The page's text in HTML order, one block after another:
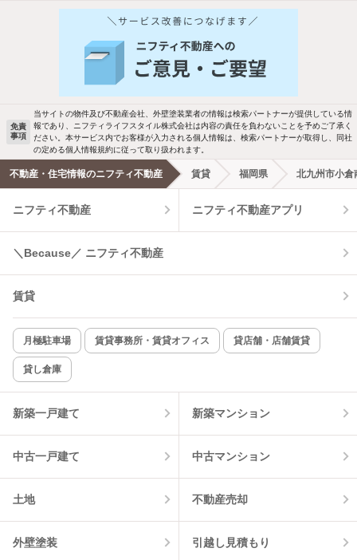
バス・トイレ別 2階以上
洗濯機置場あり 独立洗面台
エアコンあり 都市ガス
温水洗浄便座 オートロック
コンロ2口以上
新着のみ インターネット無料
該当件数:
1件
免責
事項
当サイトの物件及び不動産会社、外壁塗装業者の情報は検索パートナーが提供している情
報であり、ニフティライフスタイル株式会社は内容の責任を負わないことを予めご了承く
ださい。本サービス内でお客様が入力される個人情報は、検索パートナーが取得し、同社
の定める個人情報規約に従って取り扱われます。
不動産・住宅情報のニフティ不動産 賃貸 福岡県 北九州市小倉
ニフティ不動産 ニフティ不動産アプリ
＼Because／ ニフティ不動産
賃貸
月極駐車場 賃貸事務所・賃貸オフィス 貸店舗・店舗賃貸
貸し倉庫
新築一戸建て 新築マンション
中古一戸建て 中古マンション
土地 不動産売却
外壁塗装 引越し見積もり